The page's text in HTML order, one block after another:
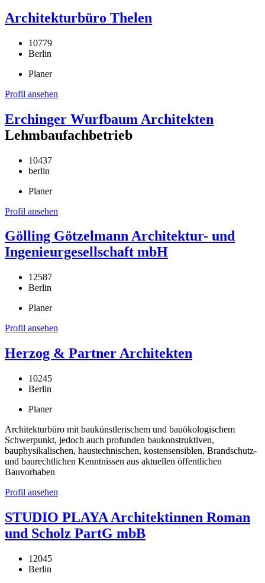
Architekturbüro Thelen
10779
Berlin
Planer
Profil ansehen
Erchinger Wurfbaum Architekten
Lehmbaufachbetrieb
10437
berlin
Planer
Profil ansehen
Gölling Götzelmann Architektur- und
Ingenieurgesellschaft mbH
12587
Berlin
Planer
Profil ansehen
Herzog & Partner Architekten
10245
Berlin
Planer
Architekturbüro mit baukünstlerischem und bauökologischem
Schwerpunkt, jedoch auch profunden baukonstruktiven,
bauphysikalischen, haustechnischen, kostensensiblen, Brandschutz-
und baurechtlichen Kenntnissen aus aktuellen öffentlichen
Bauvorhaben
Profil ansehen
STUDIO PLAYA Architektinnen Roman
und Scholz PartG mbB
12045
Berlin